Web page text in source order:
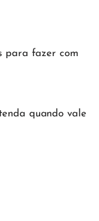
para fazer com
quando vale